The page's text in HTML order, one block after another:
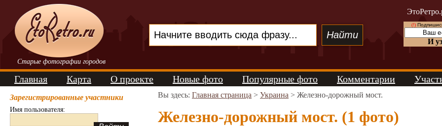
Старые фотографии городов
(!)
И
Главная Карта О проекте Новые фото Популярные фото Комментарии
Зарегистрированные участники
Имя пользователя:
Вы здесь: Главная страница > Украина > Железно-дорожный мост.
Железно-дорожный мост. (1 фото)